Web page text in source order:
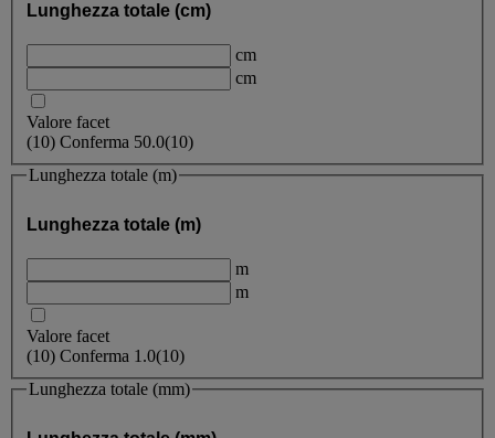
Lunghezza totale (cm)
cm
cm
Valore facet
(10) Conferma 50.0(10)
Lunghezza totale (m)
Lunghezza totale (m)
m
m
Valore facet
(10) Conferma 1.0(10)
Lunghezza totale (mm)